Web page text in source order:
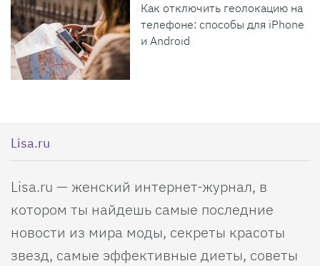
Как отключить геолокацию на
телефоне: способы для iPhone
и Android
Lisa.ru
Lisa.ru — женский интернет-журнал, в
котором ты найдешь самые последние
новости из мира моды, секреты красоты
звезд, самые эффективные диеты, советы